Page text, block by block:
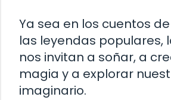
Ya sea en los cuentos
las leyendas populares,
nos invitan a soñar, a
magia y a explorar
imaginario.